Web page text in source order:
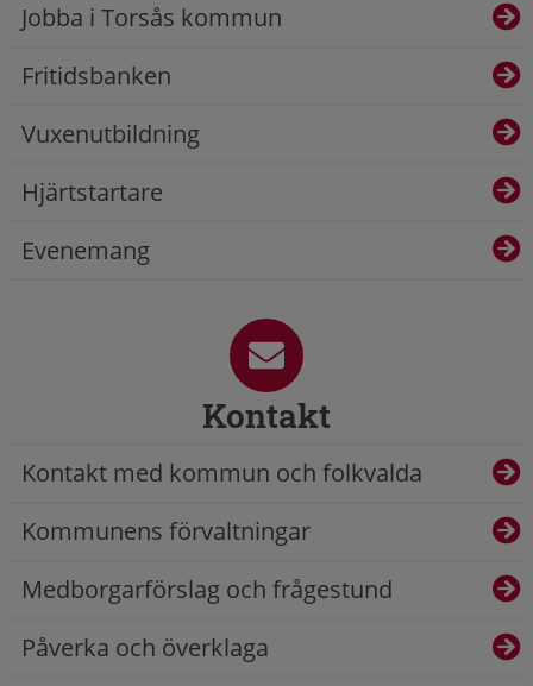
Jobba i Torsås kommun
Fritidsbanken
Vuxenutbildning
Hjärtstartare
Evenemang
Kontakt
Kontakt med kommun och folkvalda
Kommunens förvaltningar
Medborgarförslag och frågestund
Påverka och överklaga